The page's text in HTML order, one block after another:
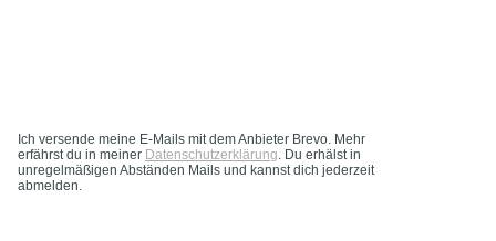
Ich versende meine E-Mails mit dem Anbieter Brevo. Mehr
erfährst du in meiner Datenschutzerklärung . Du erhälst in
unregelmäßigen Abständen Mails und kannst dich jederzeit
abmelden.